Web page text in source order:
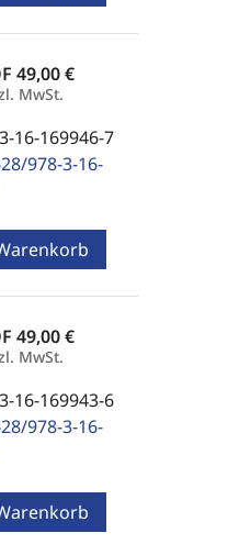
49,00 €
MwSt.
16-169946-7
978-3-16-
49,00 €
MwSt.
16-169943-6
978-3-16-